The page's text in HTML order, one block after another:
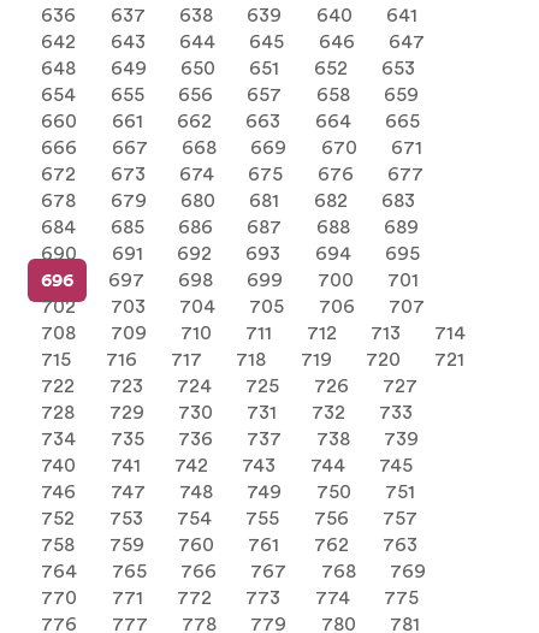
636
637 638 639 640
641
642
643 644 645 646
647
648
649 650 651 652
653
654
655 656 657 658
659
660
661 662 663 664
665
666
667 668 669 670
671
672
673 674 675 676
677
678
679 680 681 682
683
684
685 686 687 688
689
690
691 692 693 694
695
696
697 698 699 700
701
702
703 704 705 706
707
708
709 710 711 712 713
714
715
716 717 718 719 720
721
722
723 724 725 726
727
728
729 730 731 732
733
734
735 736 737 738
739
740
741 742 743 744
745
746
747 748 749 750
751
752
753 754 755 756
757
758
759 760 761 762
763
764
765 766 767 768
769
770
771 772 773 774
775
776
777 778 779 780
781